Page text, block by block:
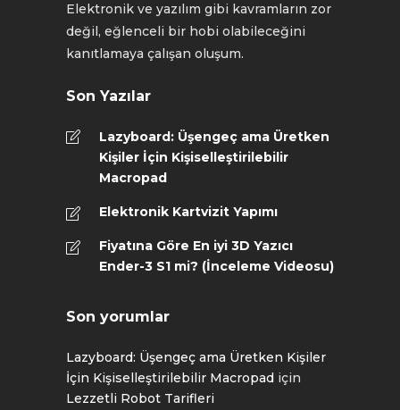
Elektronik ve yazılım gibi kavramların zor
değil, eğlenceli bir hobi olabileceğini
kanıtlamaya çalışan oluşum.
Son Yazılar
Lazyboard: Üşengeç ama Üretken
Kişiler İçin Kişiselleştirilebilir
Macropad
Elektronik Kartvizit Yapımı
Fiyatına Göre En iyi 3D Yazıcı
Ender-3 S1 mi? (İnceleme Videosu)
Son yorumlar
Lazyboard: Üşengeç ama Üretken Kişiler
İçin Kişiselleştirilebilir Macropad için
Lezzetli Robot Tarifleri